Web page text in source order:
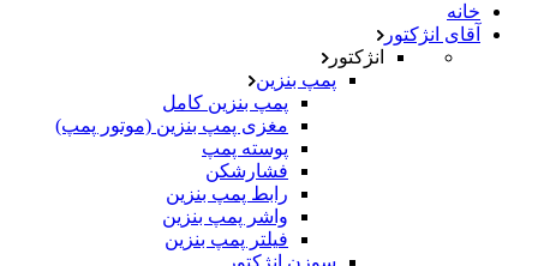
خانه
آقای انژکتور
انژکتور
پمپ بنزین
پمپ بنزین کامل
مغزی پمپ بنزین (موتور پمپ)
پوسته پمپ
فشارشکن
رابط پمپ بنزین
واشر پمپ بنزین
فیلتر پمپ بنزین
سوزن انژکتور